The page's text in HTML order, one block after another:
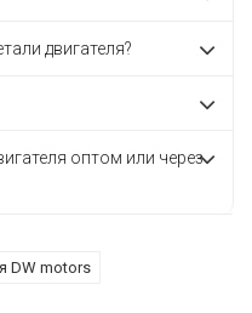
двигателя?
оптом или через
DW motors